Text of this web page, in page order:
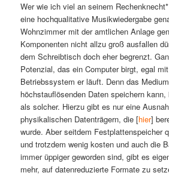
Wer wie ich viel an seinem
eine hochqualitative Musikwiedergabe
Wohnzimmer mit der amtlichen Anlage
Komponenten nicht allzu groß ausfallen
dem Schreibtisch doch eher begrenzt.
Potenzial, das ein Computer birgt, egal
Betriebssystem er läuft. Denn das
höchstauflösenden Daten speichern
als solcher. Hierzu gibt es nur eine
physikalischen Datenträgern, die [hier]
wurde. Aber seitdem Festplattenspeicher
und trotzdem wenig kosten und auch die
immer üppiger geworden sind, gibt es
mehr, auf datenreduzierte Formate zu